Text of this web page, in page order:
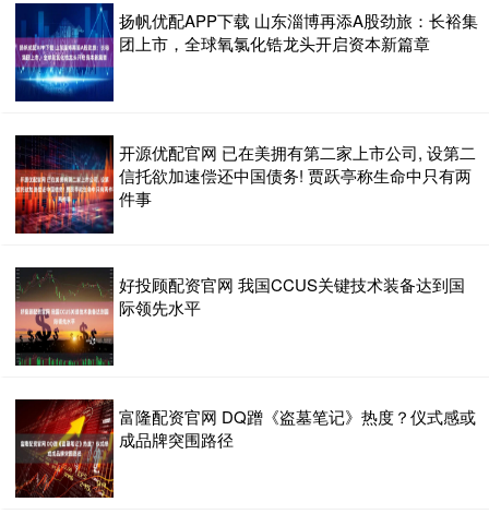
扬帆优配APP下载 山东淄博再添A股劲旅：长裕集
团上市，全球氧氯化锆龙头开启资本新篇章
开源优配官网 已在美拥有第二家上市公司, 设第二
信托欲加速偿还中国债务! 贾跃亭称生命中只有两
件事
好投顾配资官网 我国CCUS关键技术装备达到国
际领先水平
富隆配资官网 DQ蹭《盗墓笔记》热度？仪式感或
成品牌突围路径